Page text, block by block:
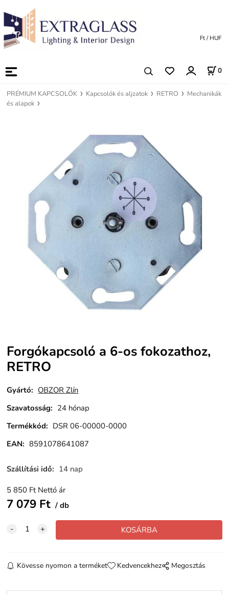
0
Ft / HUF
PRÉMIUM KAPCSOLÓK Kapcsolók és aljzatok RETRO
Mechanikák
és alapok
Forgókapcsoló a 6-os fokozathoz,
RETRO
Gyártó: OBZOR Zlín
Szavatosság: 24 hónap
Termékkód: DSR 06-00000-0000
EAN: 8591078641087
Szállítási idő: 14 nap
5 850 Ft Nettó ár
7 079 Ft db
Kövesse nyomon a terméket Kedvencekhez Megosztás